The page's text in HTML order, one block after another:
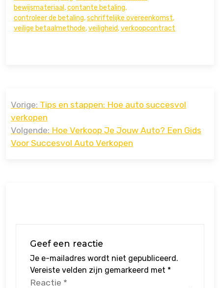
bewijsmateriaal ,contante betaling,
controleer de betaling,schriftelijke overeenkomst,
veilige betaalmethode,veiligheid,verkoopcontract
navigatie
Vorige: Tips en stappen: Hoe auto succesvol
verkopen
Volgende: Hoe Verkoop Je Jouw Auto? Een Gids
Voor Succesvol Auto Verkopen
Geef een reactie
Je e-mailadres wordt niet gepubliceerd.
Vereiste velden zijn gemarkeerd met *
Reactie *